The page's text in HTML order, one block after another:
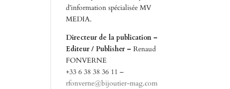
d’information spécialisée MV
MEDIA.
Directeur de la publication –
Editeur / Publisher –Renaud
FONVERNE
+33 6 38 38 36 11 –
rfonverne@bijoutier-mag.com